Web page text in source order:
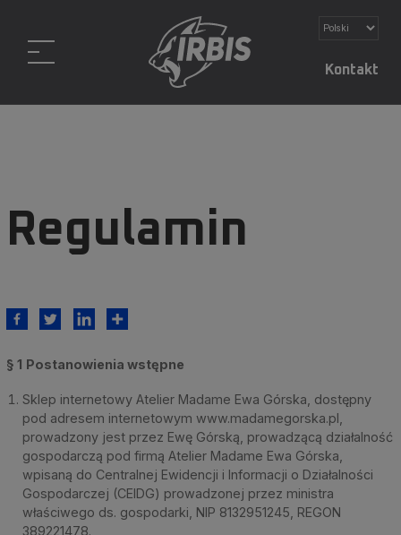
Kontakt
Regulamin
§ 1 Postanowienia wstępne
Sklep internetowy Atelier Madame Ewa Górska, dostępny
pod adresem internetowym www.madamegorska.pl,
prowadzony jest przez Ewę Górską, prowadzącą działalność
gospodarczą pod firmą Atelier Madame Ewa Górska,
wpisaną do Centralnej Ewidencji i Informacji o Działalności
Gospodarczej (CEIDG) prowadzonej przez ministra
właściwego ds. gospodarki, NIP 8132951245, REGON
389221478.